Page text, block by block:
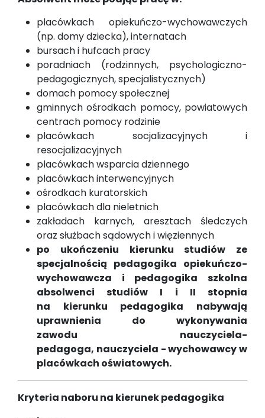
placówkach opiekuńczo-wychowawczych
(np. domy dziecka), internatach
bursach i hufcach pracy
poradniach (rodzinnych, psychologiczno-
pedagogicznych, specjalistycznych)
domach pomocy społecznej
gminnych ośrodkach pomocy, powiatowych
centrach pomocy rodzinie
placówkach socjalizacyjnych i
resocjalizacyjnych
placówkach wsparcia dziennego
placówkach interwencyjnych
ośrodkach kuratorskich
placówkach dla nieletnich
zakładach karnych, aresztach śledczych
oraz służbach sądowychi więziennych
po ukończeniu kierunku studiów ze
specjalnością pedagogika opiekuńczo-
wychowawcza i pedagogika szkolna
absolwenci studiów I i II stopnia
na kierunku pedagogika nabywają
uprawnienia do wykonywania
zawodu nauczyciela-
pedagoga, nauczyciela - wychowawcy w
placówkach oświatowych.
Kryteria naboru na kierunek pedagogika